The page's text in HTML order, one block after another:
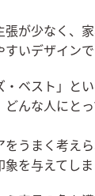
張が少なく、
いデザインで
・ベスト」と
どんな人にと
をうまく考え
を与えてしま